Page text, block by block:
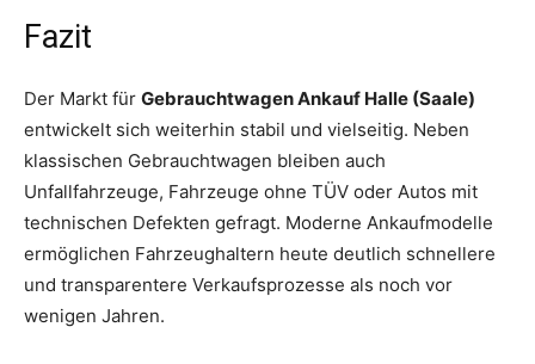
Fazit
Der Markt für Gebrauchtwagen Ankauf Halle (Saale)
entwickelt sich weiterhin stabil und vielseitig. Neben
klassischen Gebrauchtwagen bleiben auch
Unfallfahrzeuge, Fahrzeuge ohne TÜV oder Autos mit
technischen Defekten gefragt. Moderne Ankaufmodelle
ermöglichen Fahrzeughaltern heute deutlich schnellere
und transparentere Verkaufsprozesse als noch vor
wenigen Jahren.